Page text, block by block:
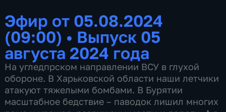
Эфир от 05.08.2024
(09:00) • Выпуск 05
августа 2024 года
На угледпрском направлении ВСУ в глухой
обороне. В Харьковской области наши летчики
атакуют тяжелыми бомбами. В Бурятии
масштабное бедствие – паводок лишил многих